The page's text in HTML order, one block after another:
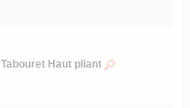
Tabouret Haut pliant